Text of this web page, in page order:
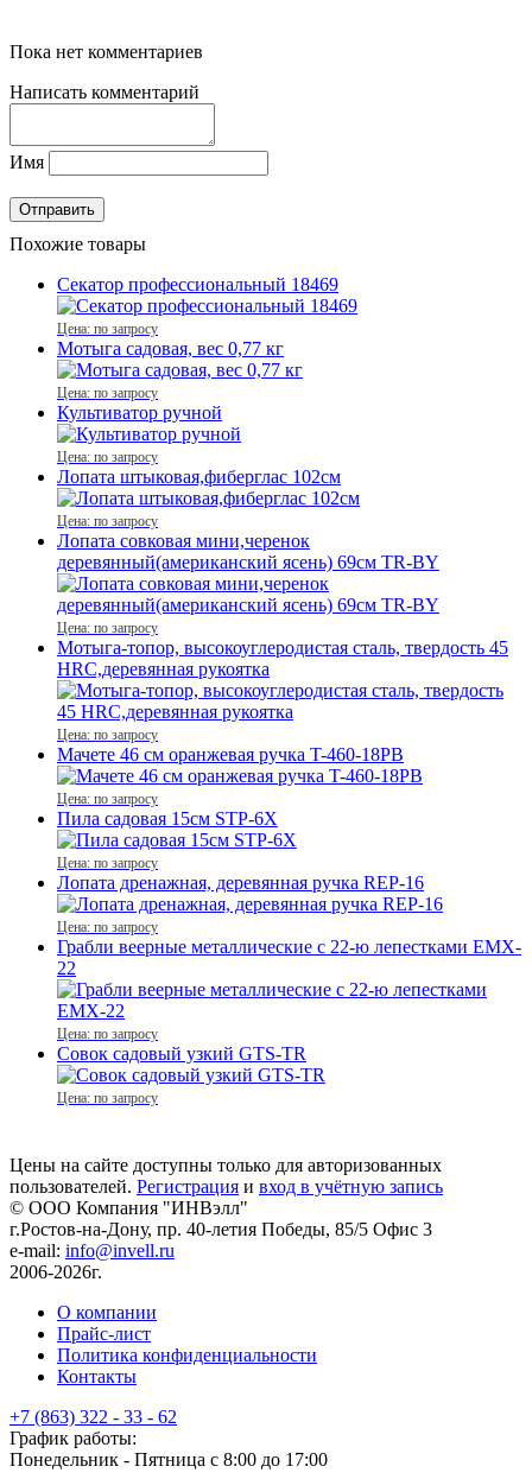
Пока нет комментариев
Написать комментарий
Имя
Похожие товары
Секатор профессиональный 18469
Цена: по запросу
Мотыга садовая, вес 0,77 кг
Цена: по запросу
Культиватор ручной
Цена: по запросу
Лопата штыковая,фиберглас 102см
Цена: по запросу
Лопата совковая мини,черенок
деревянный(американский ясень) 69см TR-BY
Цена: по запросу
Мотыга-топор, высокоуглеродистая сталь, твердость 45
HRC,деревянная рукоятка
Цена: по запросу
Мачете 46 см оранжевая ручка T-460-18PB
Цена: по запросу
Пила садовая 15см STP-6X
Цена: по запросу
Лопата дренажная, деревянная ручка REР-16
Цена: по запросу
Грабли веерные металлические с 22-ю лепестками EMX-
22
Цена: по запросу
Совок садовый узкий GTS-TR
Цена: по запросу
Цены на сайте доступны только для авторизованных
пользователей. Регистрация и вход в учётную запись
© ООО Компания "ИНВэлл"
г.Ростов-на-Дону, пр. 40-летия Победы, 85/5 Офис 3
e-mail: info@invell.ru
2006-2026г.
О компании
Прайс-лист
Политика конфиденциальности
Контакты
+7 (863) 322 - 33 - 62
График работы:
Понедельник - Пятница с 8:00 до 17:00